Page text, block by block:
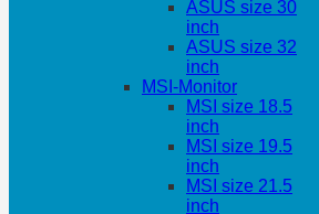
ASUS size 30
inch
ASUS size 32
inch
MSI-Monitor
MSI size 18.5
inch
MSI size 19.5
inch
MSI size 21.5
inch